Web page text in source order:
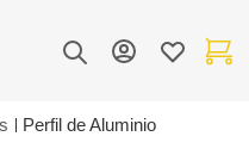
Lista de
Mi cuenta Mi
Perfil de Aluminio